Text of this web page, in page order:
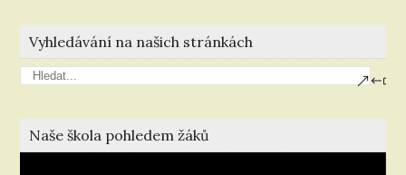
Vyhledávání na našich stránkách
Naše škola pohledem žáků